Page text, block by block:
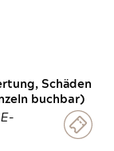
Schäden
buchbar)